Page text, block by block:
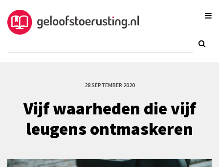
28 SEPTEMBER 2020
Vijf waarheden die vijf
leugens ontmaskeren